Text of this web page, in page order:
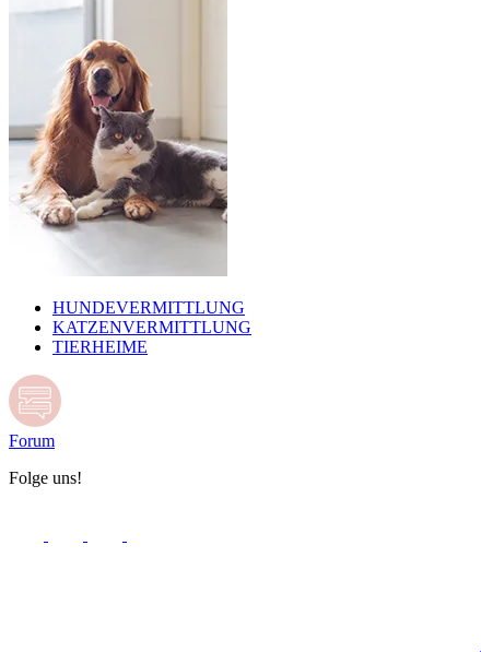
HUNDEVERMITTLUNG
KATZENVERMITTLUNG
TIERHEIME
Forum
Folge uns!